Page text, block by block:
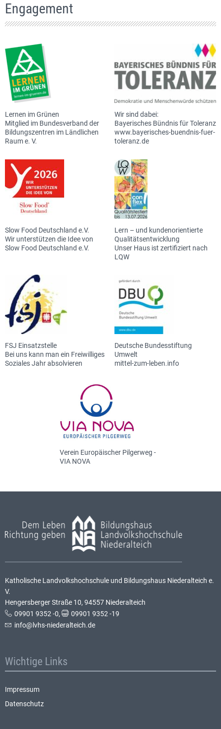
Engagement
Lernen im Grünen
Mitglied im Bundesverband der
Bildungszentren im Ländlichen
Raum e. V.
Wir sind dabei:
Bayerisches Bündnis für Toleranz
www.bayerisches-buendnis-fuer-
toleranz.de
Slow Food Deutschland e.V.
Wir unterstützen die Idee von
Slow Food Deutschland e.V.
Lern – und kundenorientierte
Qualitätsentwicklung
Unser Haus ist zertifiziert nach
LQW
FSJ Einsatzstelle
Bei uns kann man ein Freiwilliges
Soziales Jahr absolvieren
Deutsche Bundesstiftung
Umwelt
mittel-zum-leben.info
Verein Europäischer Pilgerweg -
VIA NOVA
Katholische Landvolkshochschule und Bildungshaus Niederalteich e.
V.
Hengersberger Straße 10, 94557 Niederalteich
09901 9352 -0,
09901 9352 -19
info@lvhs-niederalteich.de
Wichtige Links
Impressum
Datenschutz